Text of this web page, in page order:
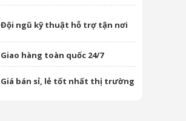
Đội ngũ kỹ thuật hỗ trợ tận nơi
Giao hàng toàn quốc 24/7
Giá bán sỉ, lẻ tốt nhất thị trường